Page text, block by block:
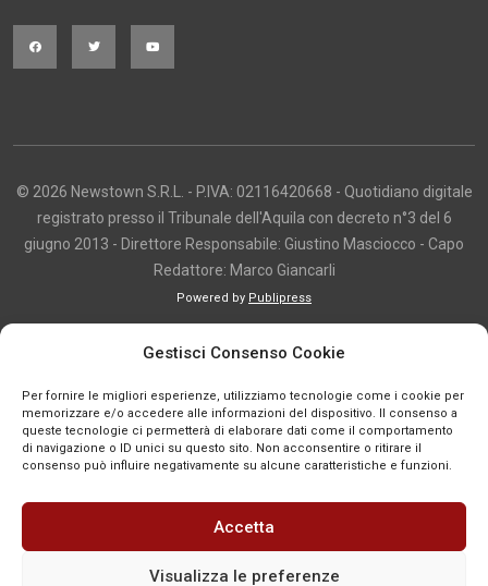
Gestisci Consenso Cookie
Per fornire le migliori esperienze, utilizziamo tecnologie come i cookie per
memorizzare e/o accedere alle informazioni del dispositivo. Il consenso a
queste tecnologie ci permetterà di elaborare dati come il comportamento
di navigazione o ID unici su questo sito. Non acconsentire o ritirare il
consenso può influire negativamente su alcune caratteristiche e funzioni.
Accetta
Visualizza le preferenze
© 2026 Newstown S.R.L. - P.IVA: 02116420668 - Quotidiano digitale
registrato presso il Tribunale dell'Aquila con decreto n°3 del 6
giugno 2013 - Direttore Responsabile: Giustino Masciocco - Capo
Redattore: Marco Giancarli
Powered by Publipress
articoli, immagini, fotografie, video e grafica, sono protetti da copyright e
indicazione. La riproduzione totale o parziale dei contenuti è consentita
solo previa autorizzazione o citando chiaramente la fonte, con link diretto
alla pagina originale, quando previsto. I contenuti provenienti da terze
titolari dei diritti. Se un contenuto viola diritti d’autore o norme vigenti, è